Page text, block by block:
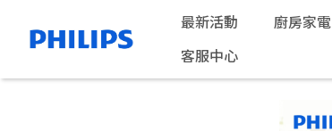
最新活動 廚房家電
客服中心